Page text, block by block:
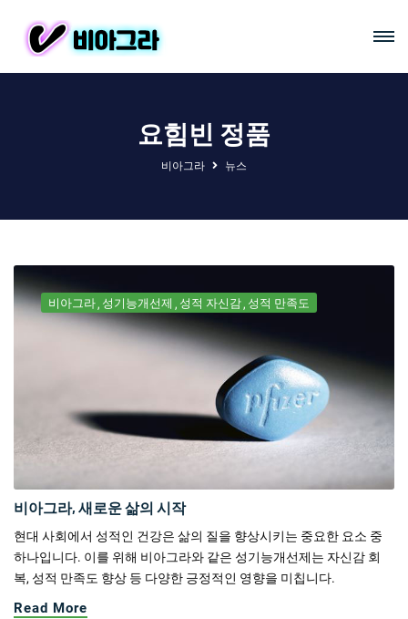
요힘빈 정품
비아그라 뉴스
비아그라 성기능개선제 성적 자신감 성적 만족도
비아그라, 새로운 삶의 시작
현대 사회에서 성적인 건강은 삶의 질을 향상시키는 중요한 요소 중
하나입니다. 이를 위해 비아그라와 같은 성기능개선제는 자신감 회
복, 성적 만족도 향상 등 다양한 긍정적인 영향을 미칩니다.
Read More